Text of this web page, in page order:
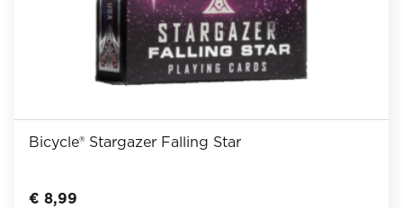
Bicycle® Stargazer Falling Star
€ 8,99